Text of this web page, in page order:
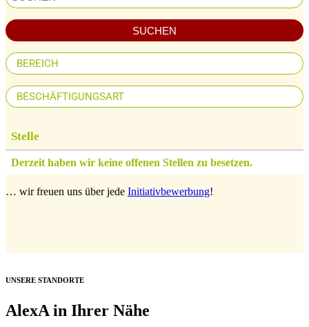
SUCHEN
Stelle
Derzeit haben wir keine offenen Stellen zu besetzen.
… wir freuen uns über jede Initiativbewerbung!
UNSERE STANDORTE
AlexA in Ihrer Nähe